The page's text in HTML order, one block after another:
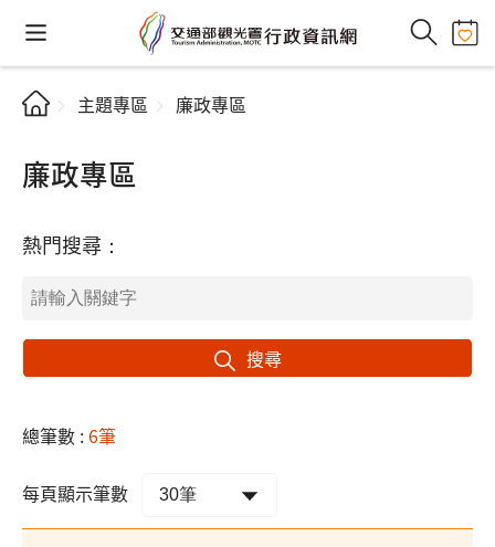
主題專區 廉政專區
廉政專區
熱門搜尋：
搜尋
總筆數 : 6筆
每頁顯示筆數